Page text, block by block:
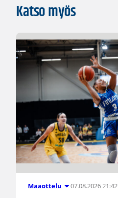
Katso myös
Maaottelu 07.08.2026 21:42